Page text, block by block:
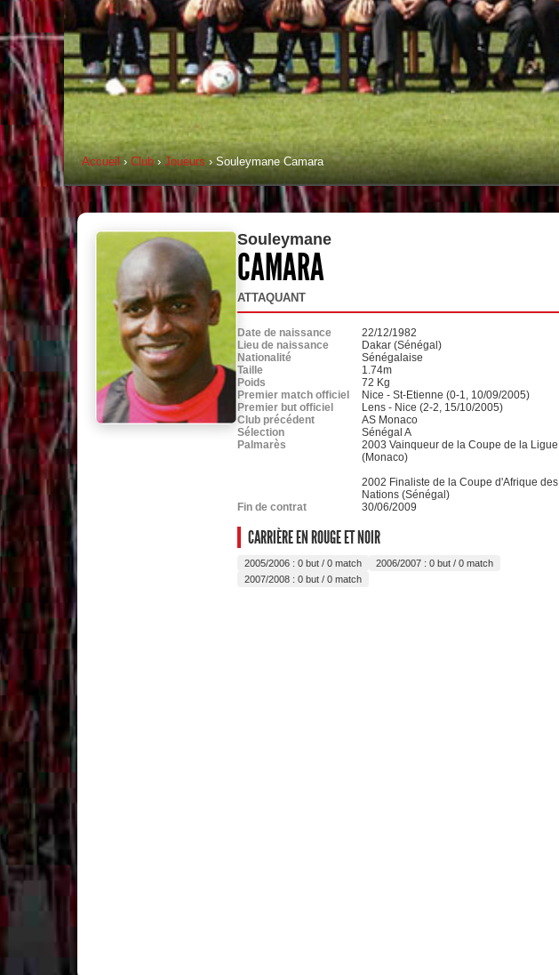
Accueil › Club› Joueurs › Souleymane Camara
Souleymane
CAMARA
ATTAQUANT
Date de naissance
22/12/1982
Lieu de naissance
Dakar (Sénégal)
Nationalité
Sénégalaise
Taille
1.74m
Poids
72 Kg
Premier match officiel
Nice - St-Etienne (0-1, 10/09/2005)
Premier but officiel
Lens - Nice (2-2, 15/10/2005)
Club précédent
AS Monaco
Sélection
Sénégal A
Palmarès
2003 Vainqueur de la Coupe de la Ligue
(Monaco)
2002 Finaliste de la Coupe d'Afrique des
Nations (Sénégal)
Fin de contrat
30/06/2009
CARRIÈRE EN ROUGE ET NOIR
2005/2006 : 0 but / 0 match
2006/2007 : 0 but / 0 match
2007/2008 : 0 but / 0 match